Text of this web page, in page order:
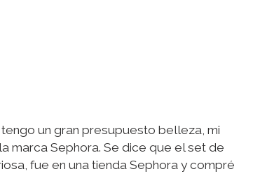
un gran presupuesto belleza, mi
marca Sephora. Se dice que el set de
fue en una tienda Sephora y compré